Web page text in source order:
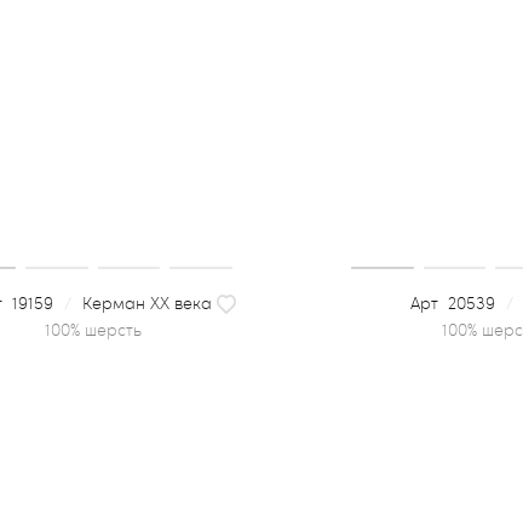
19159
Керман XX века
100% шерсть
20539